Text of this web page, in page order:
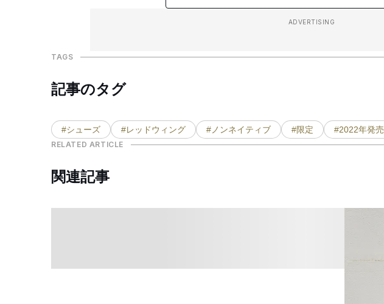
ADVERTISING
TAGS
記事のタグ
#シューズ #レッドウィング #ノンネイティブ #限定 #2022年発売
RELATED ARTICLE
関連記事